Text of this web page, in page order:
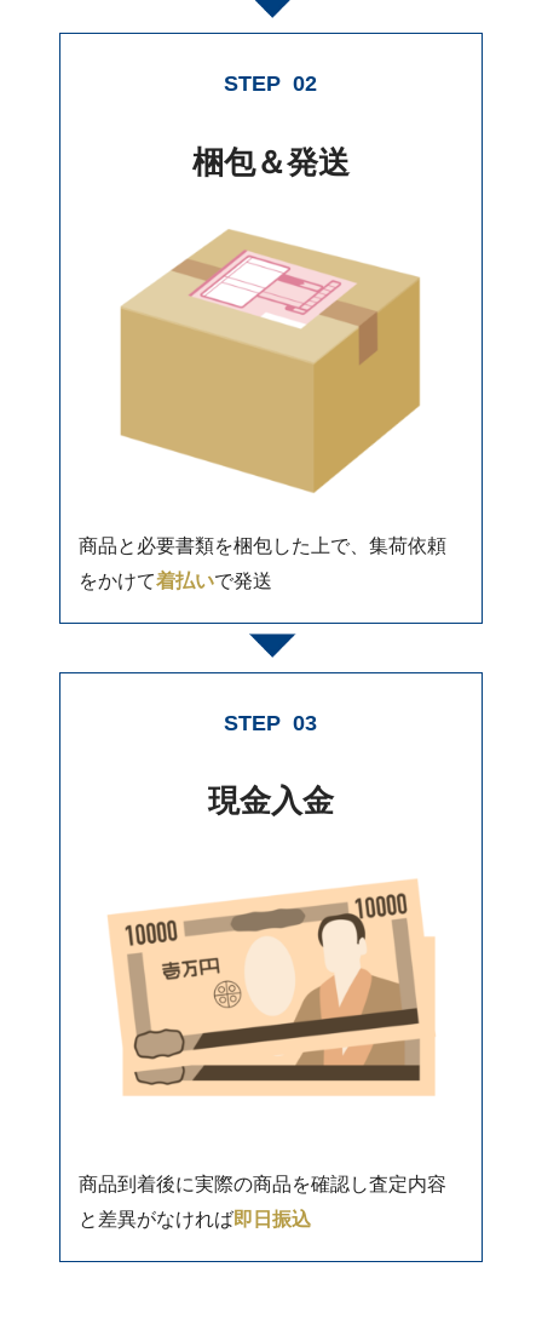
STEP 02
梱包＆発送
商品と必要書類を梱包した上で、集荷依頼
をかけて着払いで発送
STEP 03
現金入金
商品到着後に実際の商品を確認し査定内容
と差異がなければ即日振込